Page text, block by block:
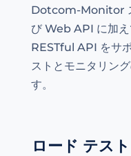
Dotcom-Monitor
び Web API に加
RESTful API をサ
ストとモニタリン
す。
ロード テス